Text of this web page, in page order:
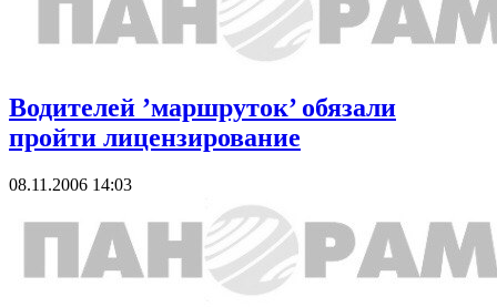
Водителей ’маршруток’ обязали
пройти лицензирование
08.11.2006 14:03